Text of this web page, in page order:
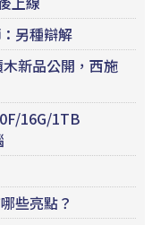
另種辯解
新品公開，西施
16G/1TB
些亮點？